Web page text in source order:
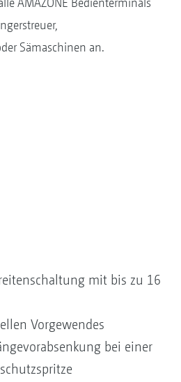
Sämaschinen an.
mit bis zu 16
Vorgewendes
bei einer